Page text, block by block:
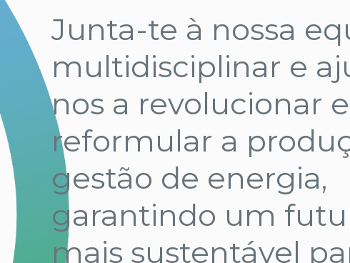
Junta-te à nossa
multidisciplinar e
nos a revolucionar
reformular a
gestão de energia,
garantindo um
mais sustentável